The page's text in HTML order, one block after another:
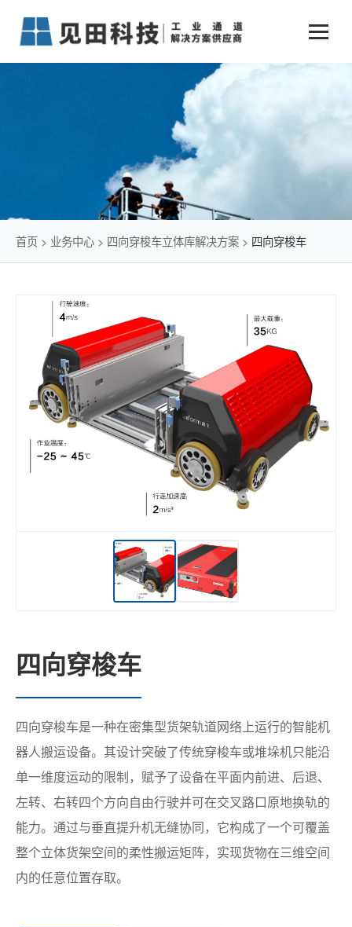
业务中心
仓储物流通道解决方案
智能立体库解决方案
简易升降机解决方案
新闻动态 +
传统仓储物流
石油化工行业
冷链行业
发展历程
联系我们
首页 > 业务中心 > 四向穿梭车立体库解决方案 > 四向穿梭车
四向穿梭车
四向穿梭车是一种在密集型货架轨道网络上运行的智能机
器人搬运设备。其设计突破了传统穿梭车或堆垛机只能沿
单一维度运动的限制，赋予了设备在平面内前进、后退、
左转、右转四个方向自由行驶并可在交叉路口原地换轨的
能力。通过与垂直提升机无缝协同，它构成了一个可覆盖
整个立体货架空间的柔性搬运矩阵，实现货物在三维空间
内的任意位置存取。